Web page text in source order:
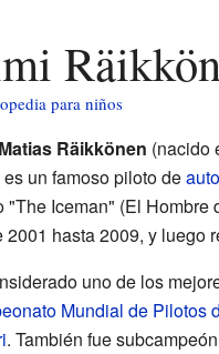
para niños
Räikkönen (nacido
es un famoso piloto de
"The Iceman" (El
2001 hasta 2009, y luego
uno de los
Mundial de Pilotos
. También fue